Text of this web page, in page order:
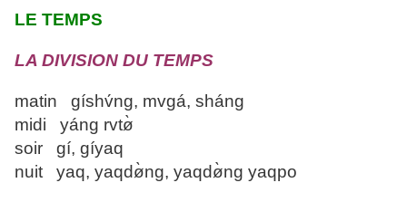
LE TEMPS
LA DIVISION DU TEMPS
matin gíshv́ng, mvgá, sháng
midi yáng rvtø̀
soir gí, gíyaq
nuit yaq, yaqdø̀ng, yaqdø̀ng yaqpo